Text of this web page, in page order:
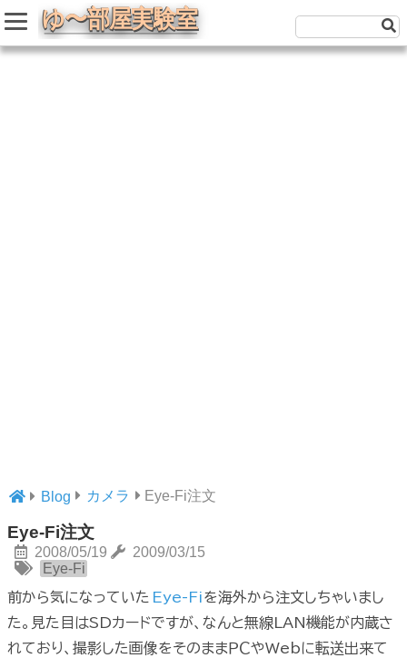
Blog カメラ Eye-Fi注文
Eye-Fi注文
2008/05/19
2009/03/15
Eye-Fi
前から気になっていた Eye-Fiを海外から注文しちゃいまし
た。見た目はSDカードですが、なんと無線LAN機能が内蔵さ
れており、撮影した画像をそのままＰＣやWebに転送出来て